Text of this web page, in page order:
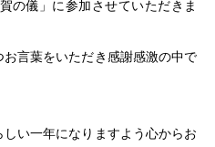
の儀」に参加させていただきま
言葉をいただき感謝感激の中で
い一年になりますよう心からお